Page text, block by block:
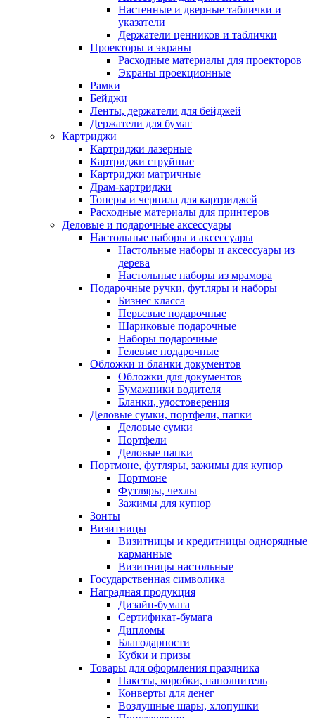
Настенные и дверные таблички и
указатели
Держатели ценников и таблички
Проекторы и экраны
Расходные материалы для проекторов
Экраны проекционные
Рамки
Бейджи
Ленты, держатели для бейджей
Держатели для бумаг
Картриджи
Картриджи лазерные
Картриджи струйные
Картриджи матричные
Драм-картриджи
Тонеры и чернила для картриджей
Расходные материалы для принтеров
Деловые и подарочные аксессуары
Настольные наборы и аксессуары
Настольные наборы и аксессуары из
дерева
Настольные наборы из мрамора
Подарочные ручки, футляры и наборы
Бизнес класса
Перьевые подарочные
Шариковые подарочные
Наборы подарочные
Гелевые подарочные
Обложки и бланки документов
Обложки для документов
Бумажники водителя
Бланки, удостоверения
Деловые сумки, портфели, папки
Деловые сумки
Портфели
Деловые папки
Портмоне, футляры, зажимы для купюр
Портмоне
Футляры, чехлы
Зажимы для купюр
Зонты
Визитницы
Визитницы и кредитницы однорядные
карманные
Визитницы настольные
Государственная символика
Наградная продукция
Дизайн-бумага
Сертификат-бумага
Дипломы
Благодарности
Кубки и призы
Товары для оформления праздника
Пакеты, коробки, наполнитель
Конверты для денег
Воздушные шары, хлопушки